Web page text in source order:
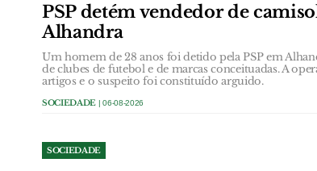
PSP detém vendedor de
Alhandra
Um homem de 28 anos foi detido pela PSP em
de clubes de futebol e de marcas conceituadas. A
artigos e o suspeito foi constituído arguido.
SOCIEDADE | 06-08-2026
SOCIEDADE